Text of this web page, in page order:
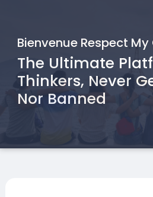
Bienvenue Respect My
The Ultimate
Thinkers, Never
Nor Banned